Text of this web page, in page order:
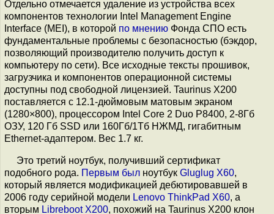
Отдельно отмечается удаление из устройства всех
компонентов технологии Intel Management Engine
Interface (MEI), в которой по мнению Фонда СПО есть
фундаментальные проблемы с безопасностью (бэкдор,
позволяющий производителю получить доступ к
компьютеру по сети). Все исходные тексты прошивок,
загрузчика и компонентов операционной системы
доступны под свободной лицензией. Taurinus X200
поставляется с 12.1-дюймовым матовым экраном
(1280×800), процессором Intel Core 2 Duo P8400, 2-8Гб
ОЗУ, 120 Гб SSD или 160Гб/1Тб НЖМД, гигабитным
Ethernet-адаптером. Вес 1.7 кг.
Это третий ноутбук, получивший сертификат
подобного рода. Первым был ноутбук Gluglug X60,
который является модификацией дебютировавшей в
2006 году серийной модели Lenovo ThinkPad X60, а
вторым Libreboot X200, похожий на Taurinus X200 клон